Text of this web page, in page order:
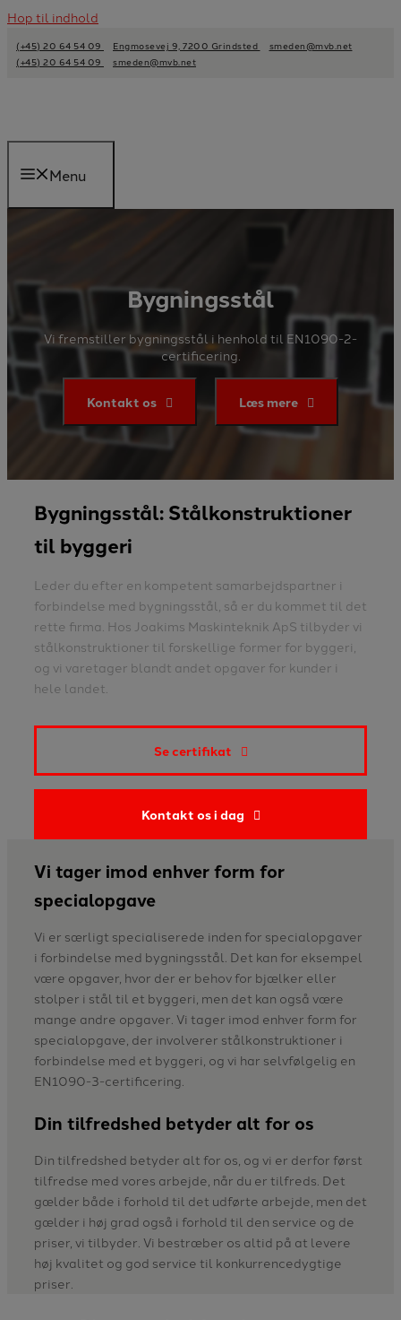
Hop til indhold
(+45) 20 64 54 09 Engmosevej 9, 7200 Grindsted
smeden@mvb.net
(+45) 20 64 54 09
smeden@mvb.net
Menu
Bygningsstål
Vi fremstiller bygningsstål i henhold til EN1090-2-
certificering.
Kontakt os Læs mere
Bygningsstål: Stålkonstruktioner
til byggeri
Leder du efter en kompetent samarbejdspartner i
forbindelse med bygningsstål, så er du kommet til det
rette firma. Hos Joakims Maskinteknik ApS tilbyder vi
stålkonstruktioner til forskellige former for byggeri,
og vi varetager blandt andet opgaver for kunder i
hele landet.
Se certifikat
Kontakt os i dag
Vi tager imod enhver form for
specialopgave
Vi er særligt specialiserede inden for specialopgaver
i forbindelse med bygningsstål. Det kan for eksempel
være opgaver, hvor der er behov for bjælker eller
stolper i stål til et byggeri, men det kan også være
mange andre opgaver. Vi tager imod enhver form for
specialopgave, der involverer stålkonstruktioner i
forbindelse med et byggeri, og vi har selvfølgelig en
EN1090-3-certificering.​
Din tilfredshed betyder alt for os
​Din tilfredshed betyder alt for os, og vi er derfor først
tilfredse med vores arbejde, når du er tilfreds. Det
gælder både i forhold til det udførte arbejde, men det
gælder i høj grad også i forhold til den service og de
priser, vi tilbyder. Vi bestræber os altid på at levere
høj kvalitet og god service til konkurrencedygtige
priser.